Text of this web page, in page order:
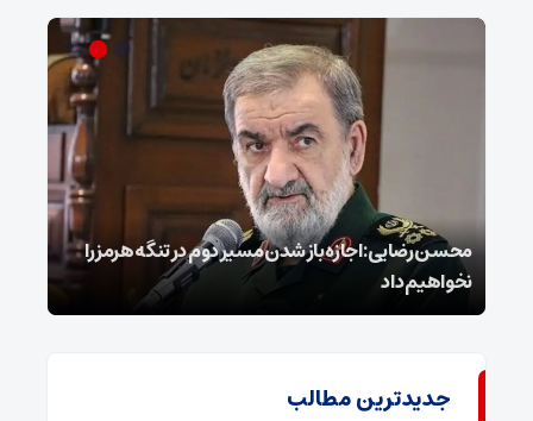
محسن رضایی: اجازه باز شدن مسیر دوم در تنگه هرمز را
نخواهیم داد
جدیدترین مطالب